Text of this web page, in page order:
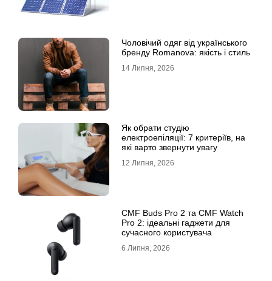
Чоловічий одяг від українського
бренду Romanova: якість і стиль
14 Липня, 2026
Як обрати студію
електроепіляції: 7 критеріїв, на
які варто звернути увагу
12 Липня, 2026
CMF Buds Pro 2 та CMF Watch
Pro 2: ідеальні гаджети для
сучасного користувача
6 Липня, 2026